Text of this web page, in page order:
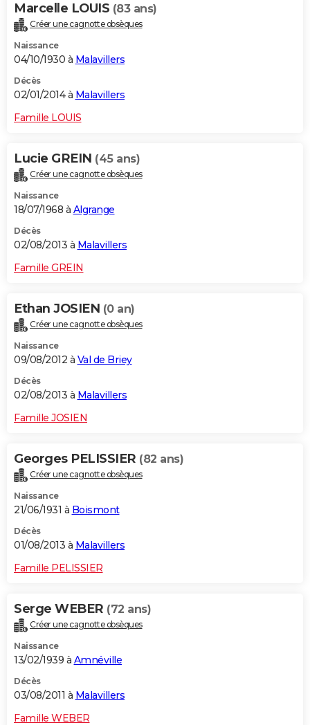
Marcelle LOUIS (83 ans)
Créer une cagnotte obsèques
Naissance
04/10/1930 à Malavillers
Décès
02/01/2014 à Malavillers
Famille LOUIS
Lucie GREIN (45 ans)
Créer une cagnotte obsèques
Naissance
18/07/1968 à Algrange
Décès
02/08/2013 à Malavillers
Famille GREIN
Ethan JOSIEN (0 an)
Créer une cagnotte obsèques
Naissance
09/08/2012 à Val de Briey
Décès
02/08/2013 à Malavillers
Famille JOSIEN
Georges PELISSIER (82 ans)
Créer une cagnotte obsèques
Naissance
21/06/1931 à Boismont
Décès
01/08/2013 à Malavillers
Famille PELISSIER
Serge WEBER (72 ans)
Créer une cagnotte obsèques
Naissance
13/02/1939 à Amnéville
Décès
03/08/2011 à Malavillers
Famille WEBER